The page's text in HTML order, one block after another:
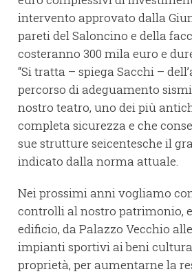
intervento approvato dalla
pareti del Saloncino e della
costeranno 300 mila euro e
“Si tratta – spiega Sacchi –
percorso di adeguamento
nostro teatro, uno dei più
completa sicurezza e che
sue strutture seicentesche il
indicato dalla norma attuale.
Nei prossimi anni vogliamo
controlli al nostro patrimonio,
edificio, da Palazzo Vecchio
impianti sportivi ai beni
proprietà, per aumentarne la